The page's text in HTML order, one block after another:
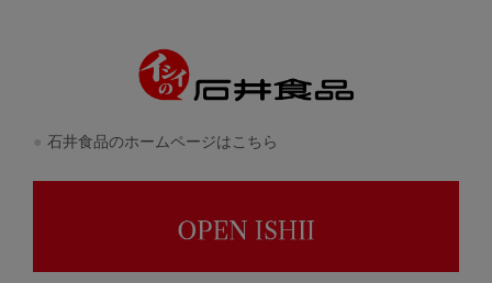
石井食品のホームページはこちら